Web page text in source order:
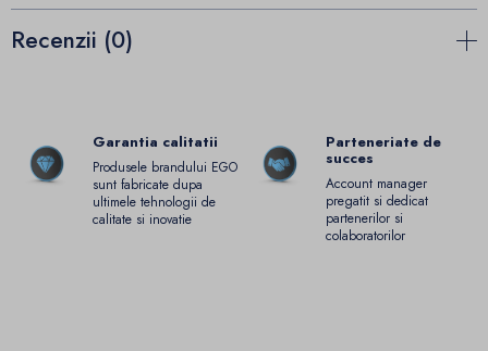
Recenzii (0)
Garantia calitatii
Produsele brandului EGO
sunt fabricate dupa
ultimele tehnologii de
calitate si inovatie
Parteneriate de
succes
Account manager
pregatit si dedicat
partenerilor si
colaboratorilor